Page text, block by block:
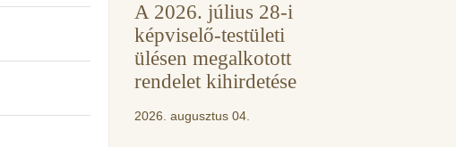
A 2026. július 28-i
képviselő-testületi
ülésen megalkotott
rendelet kihirdetése
2026. augusztus 04.